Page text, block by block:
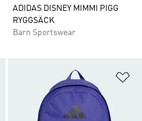
ADIDAS DISNEY MIMMI PIGG
RYGGSÄCK
Barn Sportswear
Lägg till på önskelistan